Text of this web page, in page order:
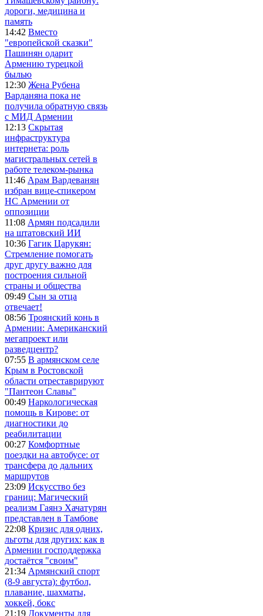
дороги, медицина и
память
14:42 Вместо
"европейской сказки"
Пашинян одарит
Армению турецкой
былью
12:30 Жена Рубена
Варданяна пока не
получила обратную связь
с МИД Армении
12:13 Скрытая
инфраструктура
интернета: роль
магистральных сетей в
работе телеком-рынка
11:46 Арам Вардеванян
избран вице-спикером
НС Армении от
оппозиции
11:08 Армян подсадили
на штатовский ИИ
10:36 Гагик Царукян:
Стремление помогать
друг другу важно для
построения сильной
страны и общества
09:49 Сын за отца
отвечает!
08:56 Троянский конь в
Армении: Американский
мегапроект или
разведцентр?
07:55 В армянском селе
Крым в Ростовской
области отреставрируют
"Пантеон Славы"
00:49 Наркологическая
помощь в Кирове: от
диагностики до
реабилитации
00:27 Комфортные
поездки на автобусе: от
трансфера до дальних
маршрутов
23:09 Искусство без
границ: Магический
реализм Гаянэ Хачатурян
представлен в Тамбове
22:08 Кризис для одних,
льготы для других: как в
Армении господдержка
достаётся "своим"
21:34 Армянский спорт
(8-9 августа): футбол,
плавание, шахматы,
хоккей, бокс
21:19 Документы для